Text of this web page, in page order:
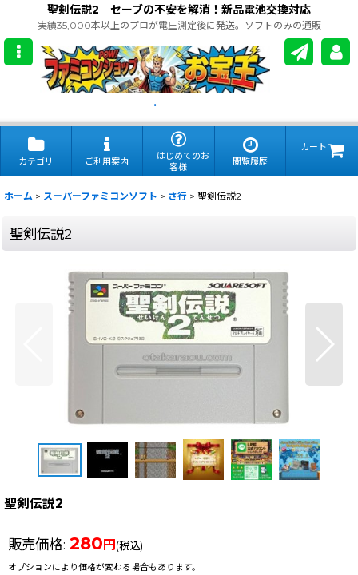
聖剣伝説2｜セーブの不安を解消！新品電池交換対応
実績35,000本以上のプロが電圧測定後に発送。ソフトのみの通販
.
カテゴリ ご利用案内
はじめてのお
客様
閲覧履歴
カート
ホーム > スーパーファミコンソフト > さ行 > 聖剣伝説2
聖剣伝説2
聖剣伝説2
販売価格: 280 円 (税込)
オプションにより価格が変わる場合もあります。